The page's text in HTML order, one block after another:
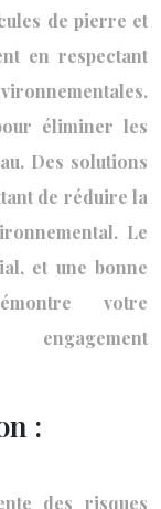
de pierre et
en respectant
éliminer les
Des solutions
de réduire la
Le
et une bonne
votre
:
des risques